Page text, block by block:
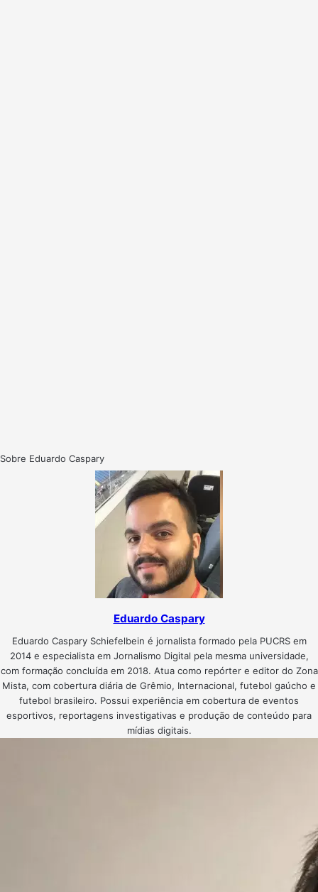
Sobre Eduardo Caspary
Eduardo Caspary
Eduardo Caspary Schiefelbein é jornalista formado pela PUCRS em
2014 e especialista em Jornalismo Digital pela mesma universidade,
com formação concluída em 2018. Atua como repórter e editor do Zona
Mista, com cobertura diária de Grêmio, Internacional, futebol gaúcho e
futebol brasileiro. Possui experiência em cobertura de eventos
esportivos, reportagens investigativas e produção de conteúdo para
mídias digitais.